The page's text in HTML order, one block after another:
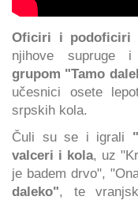
Oficiri i podoficiri
njihove supruge i
grupom "Tamo
učesnici osete
srpskih kola.
Čuli su se i igrali
valceri i kola, uz
je badem drvo",
daleko", te